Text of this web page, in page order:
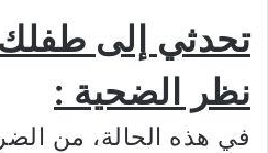
تحدثي إلى
نظر الضحية :
في هذه الحالة، من